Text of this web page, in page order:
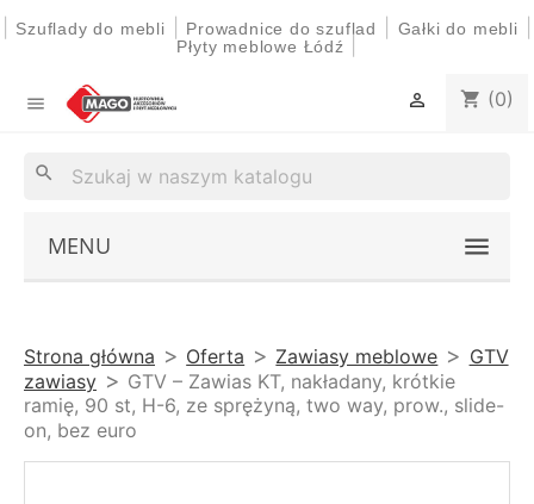
Szuflady do mebli Prowadnice do szuflad Gałki do mebli
Płyty meblowe Łódź
 shopping_cart (0)

search
MENU
Strona główna Oferta Zawiasy meblowe
GTV
zawiasy
GTV – Zawias KT, nakładany, krótkie
ramię, 90 st, H-6, ze sprężyną, two way, prow., slide-
on, bez euro